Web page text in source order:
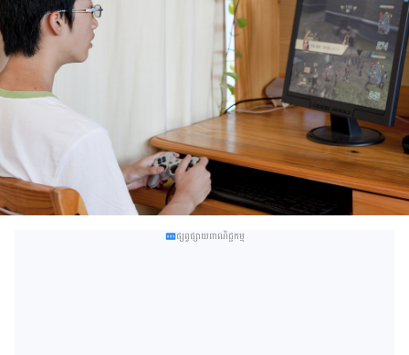
ផ្សព្វផ្សាយពាណិជ្ជកម្ម